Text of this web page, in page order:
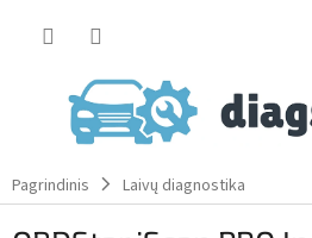
Pagrindinis Laivų diagnostika